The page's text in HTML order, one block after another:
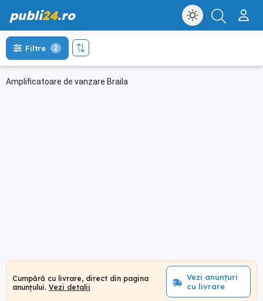
publi24.ro
Amplificatoare de vanzare Braila
Filtre 2
Cumpără cu livrare, direct din pagina
anunțului. Vezi detalii
Vezi anunțuri
cu livrare